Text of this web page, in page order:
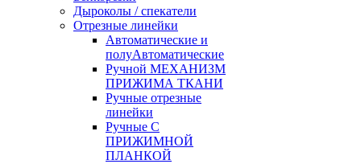
Дыроколы / спекатели
Отрезные линейки
Автоматические и
полуАвтоматические
Ручной МЕХАНИЗМ
ПРИЖИМА ТКАНИ
Ручные отрезные
линейки
Ручные С
ПРИЖИМНОЙ
ПЛАНКОЙ